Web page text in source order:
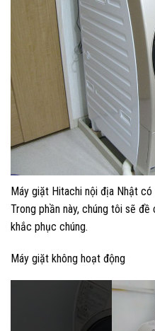
Máy giặt Hitachi nội địa Nhật
Trong phần này, chúng tôi sẽ
khắc phục chúng.
Máy giặt không hoạt động